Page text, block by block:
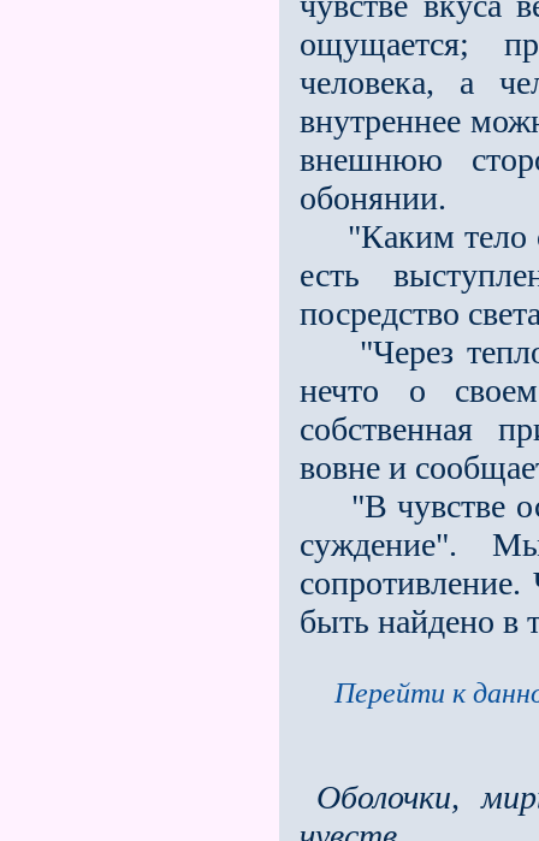
ощущается;
человека, а
внутреннее
внешнюю
обонянии.
"Каким тело
есть
посредство
"Через тепло,
нечто о
собственная
вовне и
"В чувстве
суждение".
быть найдено в
Перейти к
Оболочки,